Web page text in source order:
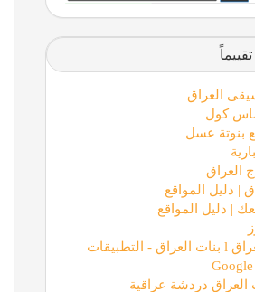
العراق
كول
بنوتة عسل
العراق
| دليل المواقع
| دليل المواقع
دردشة العراق l بنات العراق - التطبيقات
دردشة عراقية